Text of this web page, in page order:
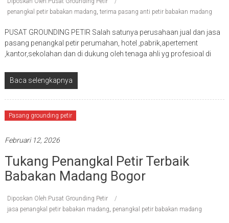
penangkal petir babakan madang, terima pasang anti petir babakan madang
PUSAT GROUNDING PETIR Salah satunya perusahaan jual dan jasa
pasang penangkal petir perumahan, hotel ,pabrik,apertement
,kantor,sekolahan dan di dukung oleh tenaga ahli yg profesioal di
Baca selengkapnya
Pasang grounding petir
Februari 12, 2026
Tukang Penangkal Petir Terbaik
Babakan Madang Bogor
Diposkan Oleh:Pusat Grounding Petir
jasa penangkal petir babakan madang, penangkal petir babakan madang